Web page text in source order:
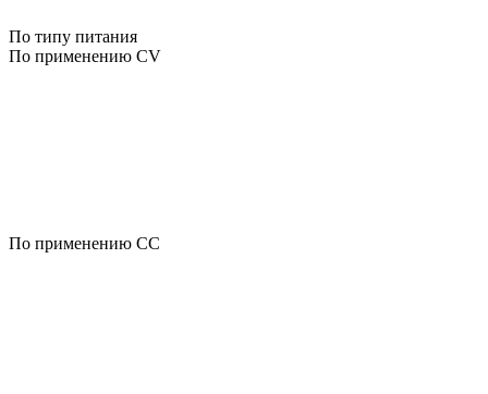
По типу питания
По применению CV
По применению CC